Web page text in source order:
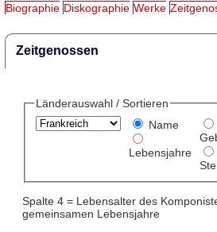
Biographie Diskographie Werke
Zeitgenossen
Länderauswahl / Sortieren
Name
Lebensjahre
Spalte 4 = Lebensalter des
gemeinsamen Lebensjahre